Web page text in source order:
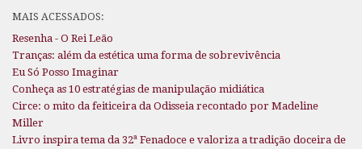
MAIS ACESSADOS:
Resenha - O Rei Leão
Tranças: além da estética uma forma de sobrevivência
Eu Só Posso Imaginar
Conheça as 10 estratégias de manipulação midiática
Circe: o mito da feiticeira da Odisseia recontado por Madeline
Miller
Livro inspira tema da 32ª Fenadoce e valoriza a tradição doceira de